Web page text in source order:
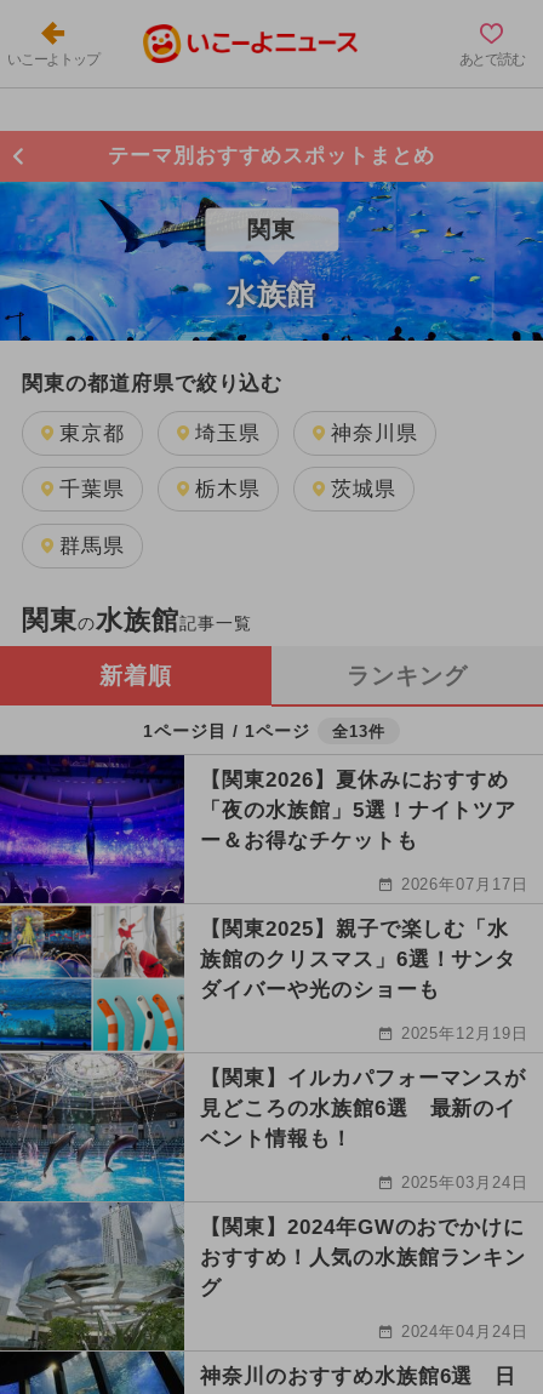
いこーよトップ あとで読む
テーマ別おすすめスポットまとめ
関東
水族館
関東の都道府県で絞り込む
東京都 埼玉県 神奈川県
千葉県 栃木県 茨城県
群馬県
関東の水族館記事一覧
新着順 ランキング
1ページ目 / 1ページ 全13件
【関東2026】夏休みにおすすめ
「夜の水族館」5選！ナイトツア
ー＆お得なチケットも
2026年07月17日
【関東2025】親子で楽しむ「水
族館のクリスマス」6選！サンタ
ダイバーや光のショーも
2025年12月19日
【関東】イルカパフォーマンスが
見どころの水族館6選 最新のイ
ベント情報も！
2025年03月24日
【関東】2024年GWのおでかけに
おすすめ！人気の水族館ランキン
グ
2024年04月24日
神奈川のおすすめ水族館6選 日